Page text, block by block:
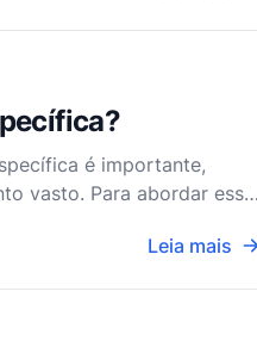
é importante,
vasto. Para abordar essa
Leia mais